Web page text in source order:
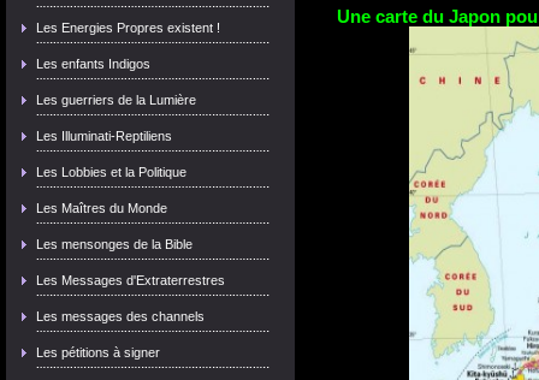
Les Energies Propres existent !
Les enfants Indigos
Les guerriers de la Lumière
Les Illuminati-Reptiliens
Les Lobbies et la Politique
Les Maîtres du Monde
Les mensonges de la Bible
Les Messages d'Extraterrestres
Les messages des channels
Les pétitions à signer
Une carte du Japon